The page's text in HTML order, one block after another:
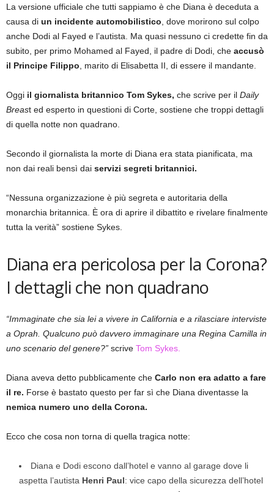
La versione ufficiale che tutti sappiamo è che Diana è deceduta a
causa di un incidente automobilistico , dove morirono sul colpo
anche Dodi al Fayed e l’autista. Ma quasi nessuno ci credette fin da
subito, per primo Mohamed al Fayed, il padre di Dodi, che accusò
il Principe Filippo , marito di Elisabetta II, di essere il mandante.
Oggi il giornalista britannico Tom Sykes, che scrive per il Daily
Breast ed esperto in questioni di Corte, sostiene che troppi dettagli
di quella notte non quadrano.
Secondo il giornalista la morte di Diana era stata pianificata, ma
non dai reali bensì dai servizi segreti britannici.
“Nessuna organizzazione è più segreta e autoritaria della
monarchia britannica. È ora di aprire il dibattito e rivelare finalmente
tutta la verità” sostiene Sykes.
Diana era pericolosa per la Corona?
I dettagli che non quadrano
“Immaginate che sia lei a vivere in California e a rilasciare interviste
a Oprah. Qualcuno può davvero immaginare una Regina Camilla in
uno scenario del genere?” scrive Tom Sykes.
Diana aveva detto pubblicamente che Carlo non era adatto a fare
il re. Forse è bastato questo per far sì che Diana diventasse la
nemica numero uno della Corona.
Ecco che cosa non torna di quella tragica notte:
Diana e Dodi escono dall’hotel e vanno al garage dove li
aspetta l’autista Henri Paul: vice capo della sicurezza dell’hotel